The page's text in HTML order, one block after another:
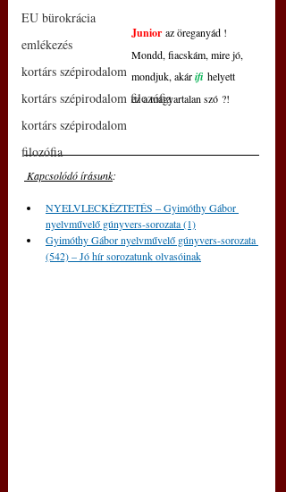
EU bürokrácia
emlékezés
kortárs szépirodalom
kortárs szépirodalom filozófia
kortárs szépirodalom
filozófia
Junior az öreganyád !
Mondd, fiacskám, mire jó,
mondjuk, akár ifi helyett
ez a magyartalan szó ?!
Kapcsolódó írásunk:
NYELVLECKÉZTETÉS – Gyimóthy Gábor
nyelvművelő gúnyvers-sorozata (1)
Gyimóthy Gábor nyelvművelő gúnyvers-sorozata
(542) – Jó hír sorozatunk olvasóinak